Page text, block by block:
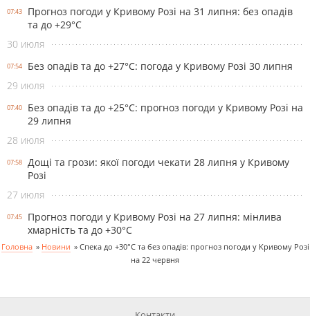
07:43
Прогноз погоди у Кривому Розі на 31 липня: без опадів
та до +29°С
30 июля
07:54
Без опадів та до +27°С: погода у Кривому Розі 30 липня
29 июля
07:40
Без опадів та до +25°С: прогноз погоди у Кривому Розі на
29 липня
28 июля
07:58
Дощі та грози: якої погоди чекати 28 липня у Кривому
Розі
27 июля
07:45
Прогноз погоди у Кривому Розі на 27 липня: мінлива
хмарність та до +30°С
Головна » Новини » Спека до +30°С та без опадів: прогноз погоди у Кривому Розі
на 22 червня